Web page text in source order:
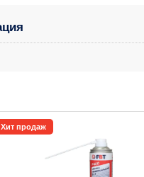
Хит продаж